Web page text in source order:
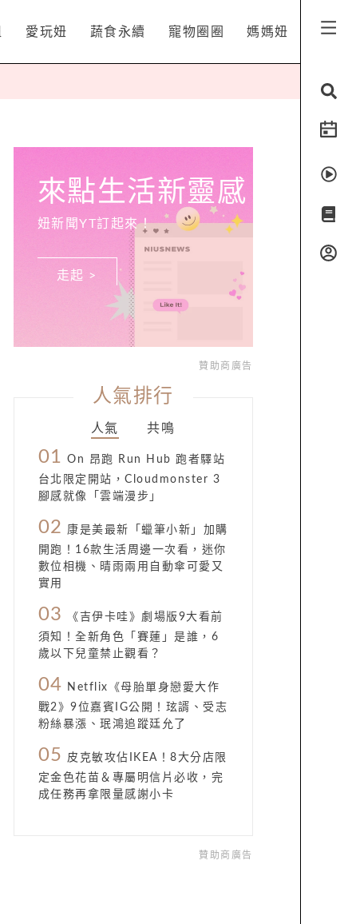
愛玩妞 蔬食永續 寵物圈圈 媽媽妞
來點生活新靈感
妞新聞YT訂起來！
走起 >
贊助商廣告
人氣排行
人氣 共鳴
01 On 昂跑 Run Hub 跑者驛站
台北限定開站，Cloudmonster 3
腳感就像「雲端漫步」
02
康是美最新「蠟筆小新」加購
開跑！16款生活周邊一次看，迷你
數位相機、晴雨兩用自動傘可愛又
實用
03
《吉伊卡哇》劇場版9大看前
須知！全新角色「賽蓮」是誰，6
歲以下兒童禁止觀看？
04
Netflix《母胎單身戀愛大作
戰2》9位嘉賓IG公開！玹諝、受志
粉絲暴漲、珉鴻追蹤廷允了
05
皮克敏攻佔IKEA！8大分店限
定金色花苗＆專屬明信片必收，完
成任務再拿限量感謝小卡
贊助商廣告